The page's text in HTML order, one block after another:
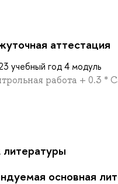
аттестация
учебный год 4 модуль
работа + 0.3 *
основная